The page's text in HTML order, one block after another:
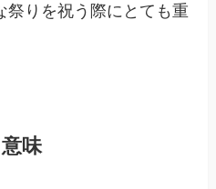
祭りを祝う際にとても重
味